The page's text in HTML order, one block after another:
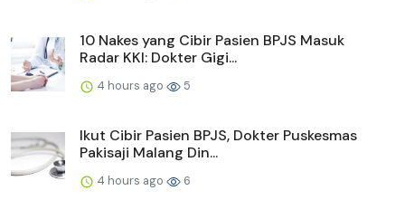
10 Nakes yang Cibir Pasien BPJS Masuk
Radar KKI: Dokter Gigi...
4 hours ago 5
Ikut Cibir Pasien BPJS, Dokter Puskesmas
Pakisaji Malang Din...
4 hours ago 6